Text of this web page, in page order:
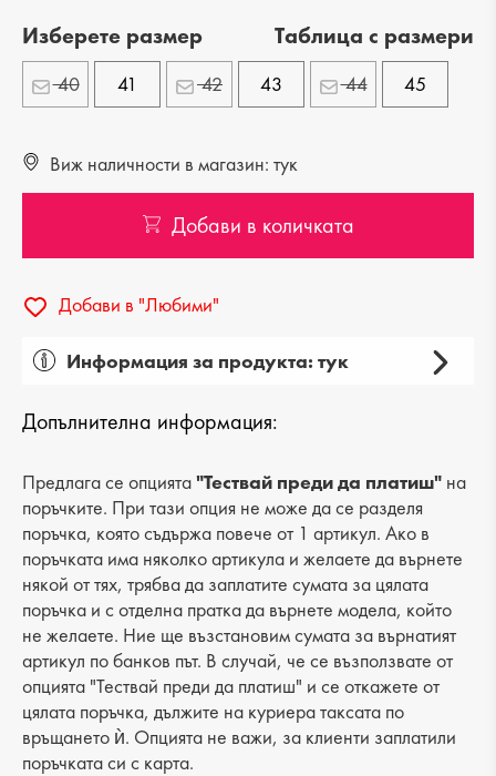
Изберете размер Tаблица с размери
40 41 42 43 44 45
Виж наличности в магазин: тук
Добави в количката
Добави в "Любими"
Информация за продукта: тук
Вид на продукта: ежедневни
Категория: маратонки
Лицев материал: текстил
Хастар: текстил
Ходило/Подметка: платформа
Вид стелка: текстилна
Височина подметка: 3 cm
Височина на платформата : 7 cm
Допълнителна информация:
Предлага се опцията"Тествай преди да платиш" на
поръчките. При тази опция не може да се разделя
поръчка, която съдържа повече от 1 артикул. Ако в
поръчката има няколко артикула и желаете да върнете
някой от тях, трябва да заплатите сумата за цялата
поръчка и с отделна пратка да върнете модела, който
не желаете. Ние ще възстановим сумата за върнатият
артикул по банков път. В случай, че се възползвате от
опцията "Тествай преди да платиш" и се откажете от
цялата поръчка, дължите на куриера таксата по
връщането ѝ. Опцията не важи, за клиенти заплатили
поръчката си с карта.